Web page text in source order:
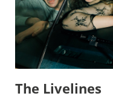
The Livelines